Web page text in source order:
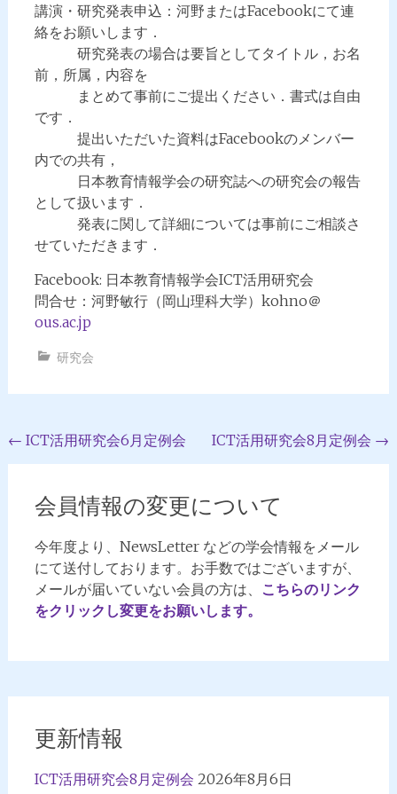
講演・研究発表申込：河野またはFacebookにて連
絡をお願いします．
研究発表の場合は要旨としてタイトル，お名
前，所属，内容を
まとめて事前にご提出ください．書式は自由
です．
提出いただいた資料はFacebookのメンバー
内での共有，
日本教育情報学会の研究誌への研究会の報告
として扱います．
発表に関して詳細については事前にご相談さ
せていただきます．
Facebook: 日本教育情報学会ICT活用研究会
問合せ：河野敏行（岡山理科大学）kohno＠
ous.ac.jp
研究会
投
稿
ン
← ICT活用研究会6月定例会 ICT活用研究会8月定例会 →
会員情報の変更について
今年度より、NewsLetter などの学会情報をメール
にて送付しております。お手数ではございますが、
メールが届いていない会員の方は、
こちらのリンク
をクリックし変更をお願いします。
更新情報
ICT活用研究会8月定例会 2026年8月6日